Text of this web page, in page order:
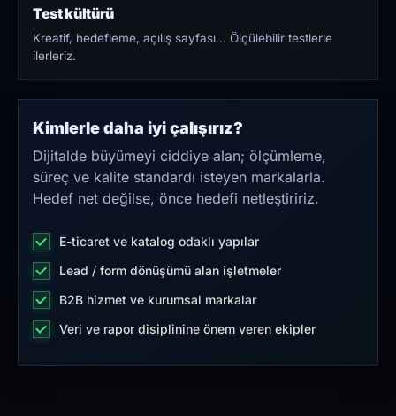
Test kültürü
Kreatif, hedefleme, açılış sayfası… Ölçülebilir testlerle
ilerleriz.
Kimlerle daha iyi çalışırız?
Dijitalde büyümeyi ciddiye alan; ölçümleme,
süreç ve kalite standardı isteyen markalarla.
Hedef net değilse, önce hedefi netleştiririz.
E-ticaret ve katalog odaklı yapılar
Lead / form dönüşümü alan işletmeler
B2B hizmet ve kurumsal markalar
Veri ve rapor disiplinine önem veren ekipler